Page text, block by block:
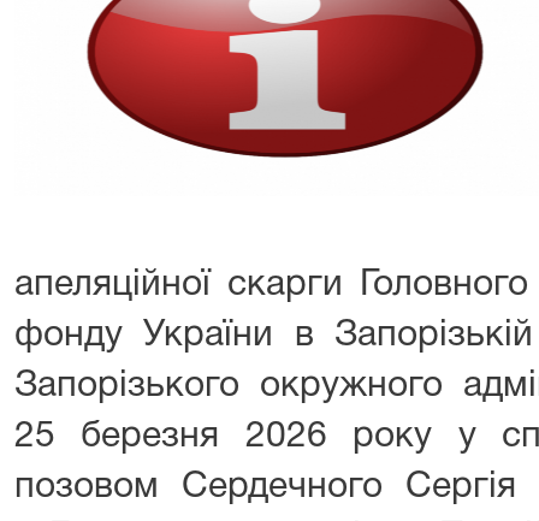
апеляційної скарги
фонду України в
Запорізького окружного
25 березня 2026 року у
позовом Сердечного